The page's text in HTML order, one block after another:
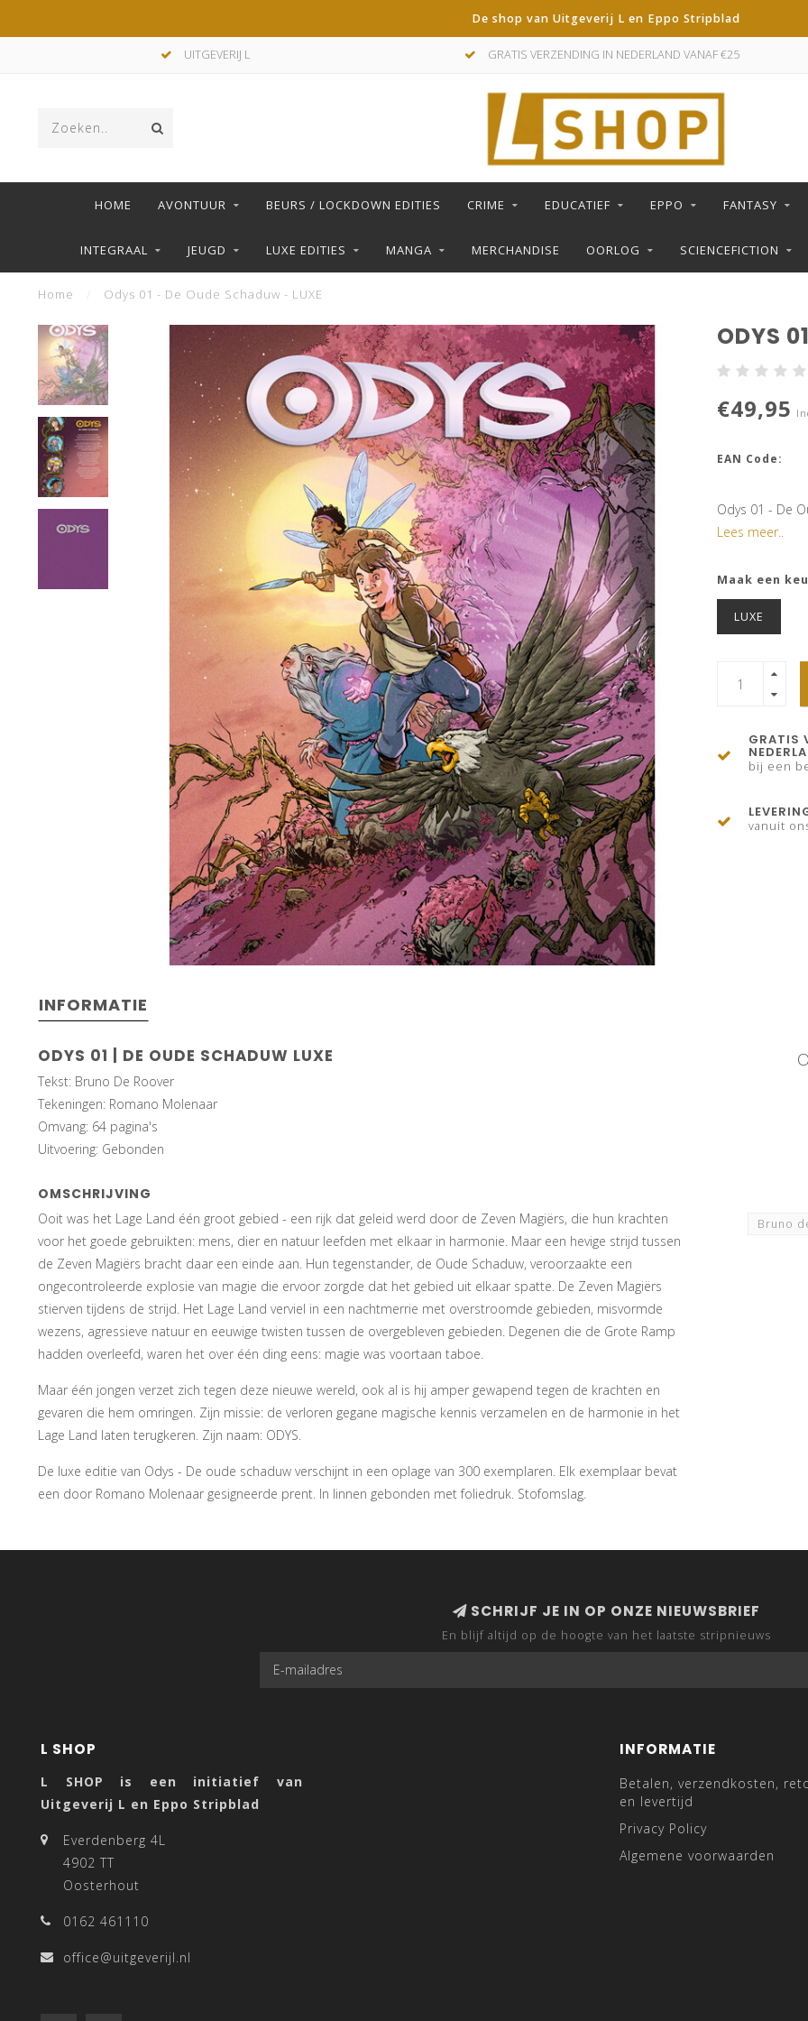
De shop van Uitgeverij L en Eppo Stripblad
UITGEVERIJ L GRATIS VERZENDING IN NEDERLAND VANAF €25
HOME AVONTUUR BEURS / LOCKDOWN EDITIES CRIME EDUCATIEF EPPO FANTASY
INTEGRAAL JEUGD LUXE EDITIES MANGA MERCHANDISE OORLOG SCIENCEFICTION
Home Odys 01 - De Oude Schaduw - LUXE
ODYS
€49,95
EAN Code:
Odys 01 - De
Lees meer..
Maak een
LUXE
GRATIS
bij een
vanuit
INFORMATIE
ODYS 01 | DE OUDE SCHADUW LUXE
Tekst: Bruno De Roover
Tekeningen: Romano Molenaar
Omvang: 64 pagina's
Uitvoering: Gebonden
OMSCHRIJVING
Ooit was het Lage Land één groot gebied - een rijk dat geleid werd door de Zeven Magiërs, die hun krachten
voor het goede gebruikten: mens, dier en natuur leefden met elkaar in harmonie. Maar een hevige strijd tussen
de Zeven Magiërs bracht daar een einde aan. Hun tegenstander, de Oude Schaduw, veroorzaakte een
ongecontroleerde explosie van magie die ervoor zorgde dat het gebied uit elkaar spatte. De Zeven Magiërs
stierven tijdens de strijd. Het Lage Land verviel in een nachtmerrie met overstroomde gebieden, misvormde
wezens, agressieve natuur en eeuwige twisten tussen de overgebleven gebieden. Degenen die de Grote Ramp
hadden overleefd, waren het over één ding eens: magie was voortaan taboe.
Maar één jongen verzet zich tegen deze nieuwe wereld, ook al is hij amper gewapend tegen de krachten en
gevaren die hem omringen. Zijn missie: de verloren gegane magische kennis verzamelen en de harmonie in het
Lage Land laten terugkeren. Zijn naam: ODYS.
De luxe editie van Odys - De oude schaduw verschijnt in een oplage van 300 exemplaren. Elk exemplaar bevat
een door Romano Molenaar gesigneerde prent. In linnen gebonden met foliedruk. Stofomslag.
Bruno
SCHRIJF JE IN OP ONZE NIEUWSBRIEF
En blijf altijd op de hoogte van het laatste stripnieuws
L SHOP
L SHOP is een initiatief van
Uitgeverij L en Eppo Stripblad
Everdenberg 4L
4902 TT
Oosterhout
0162 461110
office@uitgeverijl.nl
INFORMATIE
Betalen, verzendkosten,
en levertijd
Privacy Policy
Algemene voorwaarden